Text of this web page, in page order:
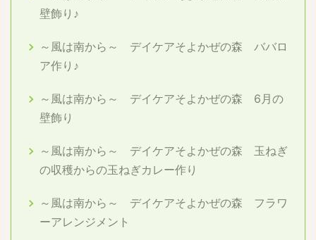
壁飾り♪
～風は南から～ デイケアそよかぜの森 ババロ
ア作り♪
～風は南から～ デイケアそよかぜの森 6月の
壁飾り
～風は南から～ デイケアそよかぜの森 玉ねぎ
の収穫からの玉ねぎカレー作り
～風は南から～ デイケアそよかぜの森 フラワ
ーアレンジメント